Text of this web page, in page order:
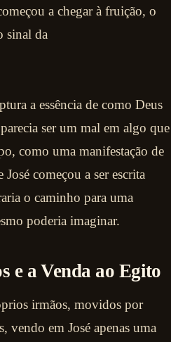
a chegar à fruição, o
sinal da
a essência de como Deus
ser um mal em algo que
como uma manifestação de
começou a ser escrita
o caminho para uma
poderia imaginar.
e a Venda ao Egito
irmãos, movidos por
vendo em José apenas uma